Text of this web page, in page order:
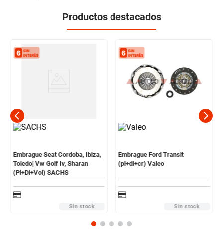
Productos destacados
Embrague Seat Cordoba, Ibiza,
Toledo| Vw Golf Iv, Sharan
(Pl+Di+Vol) SACHS
Sin stock
Embrague Ford Transit
(pl+di+cr) Valeo
Sin stock